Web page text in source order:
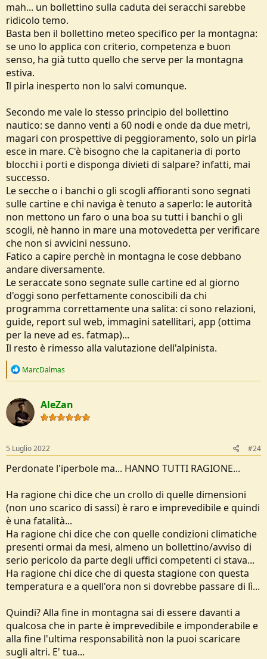
mah... un bollettino sulla caduta dei seracchi sarebbe
ridicolo temo.
Basta ben il bollettino meteo specifico per la montagna:
se uno lo applica con criterio, competenza e buon
senso, ha già tutto quello che serve per la montagna
estiva.
Il pirla inesperto non lo salvi comunque.
Secondo me vale lo stesso principio del bollettino
nautico: se danno venti a 60 nodi e onde da due metri,
magari con prospettive di peggioramento, solo un pirla
esce in mare. C'è bisogno che la capitaneria di porto
blocchi i porti e disponga divieti di salpare? infatti, mai
successo.
Le secche o i banchi o gli scogli affioranti sono segnati
sulle cartine e chi naviga è tenuto a saperlo: le autorità
non mettono un faro o una boa su tutti i banchi o gli
scogli, nè hanno in mare una motovedetta per verificare
che non si avvicini nessuno.
Fatico a capire perchè in montagna le cose debbano
andare diversamente.
Le seraccate sono segnate sulle cartine ed al giorno
d'oggi sono perfettamente conoscibili da chi
programma correttamente una salita: ci sono relazioni,
guide, report sul web, immagini satellitari, app (ottima
per la neve ad es. fatmap)...
Il resto è rimesso alla valutazione dell'alpinista.
R
c
t
i
o
s
:
MarcDalmas
AleZan
5 Luglio 2022 #24
Perdonate l'iperbole ma... HANNO TUTTI RAGIONE...
Ha ragione chi dice che un crollo di quelle dimensioni
(non uno scarico di sassi) è raro e imprevedibile e quindi
è una fatalità...
Ha ragione chi dice che con quelle condizioni climatiche
presenti ormai da mesi, almeno un bollettino/avviso di
serio pericolo da parte degli uffici competenti ci stava...
Ha ragione chi dice che di questa stagione con questa
temperatura e a quell'ora non si dovrebbe passare di lì...
Quindi? Alla fine in montagna sai di essere davanti a
qualcosa che in parte è imprevedibile e imponderabile e
alla fine l'ultima responsabilità non la puoi scaricare
sugli altri. E' tua...